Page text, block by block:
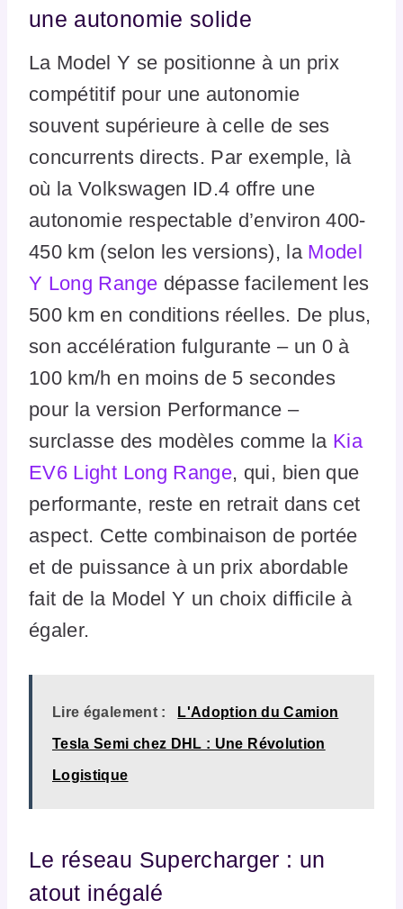
une autonomie solide
La Model Y se positionne à un prix
compétitif pour une autonomie
souvent supérieure à celle de ses
concurrents directs. Par exemple, là
où la Volkswagen ID.4 offre une
autonomie respectable d’environ 400-
450 km (selon les versions), la Model
Y Long Range dépasse facilement les
500 km en conditions réelles. De plus,
son accélération fulgurante – un 0 à
100 km/h en moins de 5 secondes
pour la version Performance –
surclasse des modèles comme la Kia
EV6 Light Long Range, qui, bien que
performante, reste en retrait dans cet
aspect. Cette combinaison de portée
et de puissance à un prix abordable
fait de la Model Y un choix difficile à
égaler.
Lire également : L'Adoption du Camion
Tesla Semi chez DHL : Une Révolution
Logistique
Le réseau Supercharger : un
atout inégalé